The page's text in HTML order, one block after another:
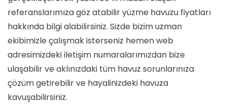
referanslarımıza göz atabilir yüzme havuzu fiyatları
hakkında bilgi alabilirsiniz. Sizde bizim uzman
ekibimizle çalışmak isterseniz hemen web
adresimizdeki iletişim numaralarımızdan bize
ulaşabilir ve aklınızdaki tüm havuz sorunlarınıza
çözüm getirebilir ve hayalinizdeki havuza
kavuşabilirsiniz.